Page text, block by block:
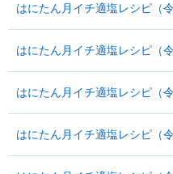
はにたん月イチ適塩レシピ（
はにたん月イチ適塩レシピ（
はにたん月イチ適塩レシピ（
はにたん月イチ適塩レシピ（